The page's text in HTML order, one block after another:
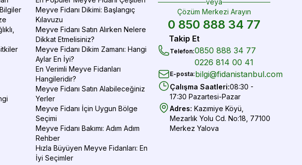
Meyve Fidanı Dikimi: Başlangıç
Kılavuzu
Meyve Fidanı Satın Alırken Nelere
Dikkat Etmelisiniz?
Meyve Fidanı Dikim Zamanı: Hangi
Aylar En İyi?
En Verimli Meyve Fidanları
Hangileridir?
Meyve Fidanı Satın Alabileceğiniz
Yerler
Meyve Fidanı İçin Uygun Bölge
Seçimi
Meyve Fidanı Bakımı: Adım Adım
Rehber
Hızla Büyüyen Meyve Fidanları: En
İyi Seçimler
veya
Çözüm Merkezi Arayın
0 850 888 34 77
Takip Et
Telefon:0850 888 34 77
0226 814 00 41
E-posta:bilgi@fidanistanbul.com
Çalışma Saatleri:08:30 -
17:30 Pazartesi-Pazar
Adres: Kazımiye Köyü,
Mezarlık Yolu Cd. No:18, 77100
Merkez Yalova